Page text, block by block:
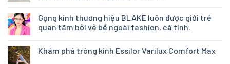
Gọng kính thương hiệu BLAKE luôn được giới trẻ
quan tâm bởi vẻ bề ngoài fashion, cá tính.
Khám phá tròng kính Essilor Varilux Comfort Max